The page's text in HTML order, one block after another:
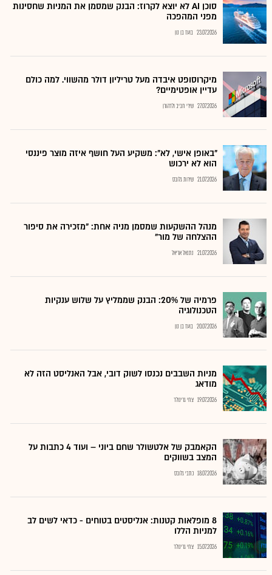
סוכן AI לא יוצא לקרוז: הבנק שמסמן את המניות שחסינות
מפני המהפכה
23.07.2026 בועז בן נון
מיקרוסופט איבדה מעל טריליון דולר מהשווי. למה כולם
עדיין אופטימיים?
27.07.2026 שירי חביב ולדהורן
"באופן אישי, לא": משקיע העל חושף איזה מוצר פיננסי
הוא לא ירכוש
21.07.2026 שירות גלובס
מנהל ההשקעות שמסמן מניה אחת: "מזכירה את סיפור
ההצלחה של מור"
21.07.2026 נתנאל אריאל
פרמיה של 20%: הבנק שממליץ על שלוש ענקיות
הטכנולוגיה
20.07.2026 בועז בן נון
מניות השבבים נכנסו לשוק דובי, אבל האנליסט הזה לא
מודאג
19.07.2026 צחי גרינולד
הקאמבק של אלטשולר שחם ביוני – ועוד 4 כתבות על
המצב בשווקים
18.07.2026 כתבי גלובס
8 מופלאות קטנות: אנליסטים בטוחים - כדאי לשים לב
למניות הללו
15.07.2026 צחי גרינולד